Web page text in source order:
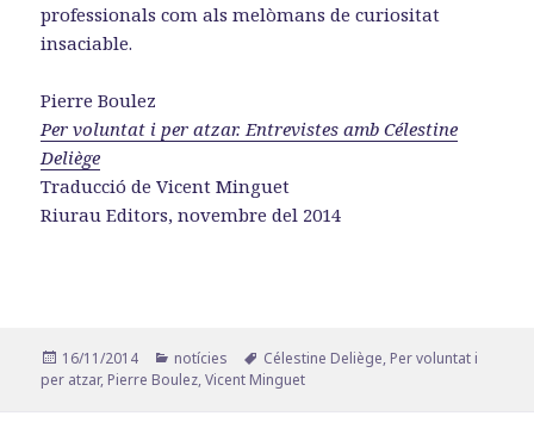
professionals com als melòmans de curiositat
insaciable.
Pierre Boulez
Per voluntat i per atzar. Entrevistes amb Célestine
Deliège
Traducció de Vicent Minguet
Riurau Editors, novembre del 2014
Publicat
el
16/11/2014 Categories
notícies Etiquetes
Célestine Deliège, Per voluntat i
per atzar, Pierre Boulez,Vicent Minguet